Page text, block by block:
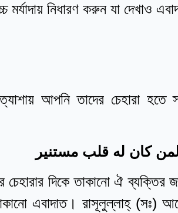
নিধারণ করুন যা দেখাও
আপনি তাদের চেহারা
كان له قلب مستنير
চেহারার দিকে তাকানো ঐ
এবাদাত। রাসূলুল্লাহ্‌ (সঃ)